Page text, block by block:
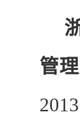
浙
管
2013